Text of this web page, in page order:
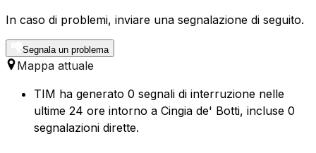
In caso di problemi, inviare una segnalazione di seguito.
Segnala un problema
Mappa attuale
TIM ha generato 0 segnali di interruzione nelle
ultime 24 ore intorno a Cingia de' Botti, incluse 0
segnalazioni dirette.